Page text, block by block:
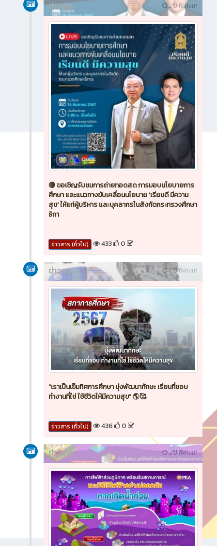
2 ปี ที่ผ่านมา
ข่าวสาร
🔴 ขอเชิญรับชมการถ่ายทอดสด การมอบนโยบายการ
ศึกษา และแนวทางขับเคลื่อนนโยบาย 'เรียนดี มีความ
สุข' ให้แก่ผู้บริหาร และบุคลากรในสังกัดกระทรวงศึกษา
ธิกา
ข่าวสาร (ทั่วไป) 433 0
2 ปี ที่ผ่านมา
ข่าวสาร
“เราเป็นเข็มทิศการศึกษา มุ่งพัฒนาทักษะ เรียนที่ชอบ
ทำงานที่ใช่ ใช้ชีวิตให้มีความสุข” 🌎🥰
ข่าวสาร (ทั่วไป) 436 0
2 ปี ที่ผ่านมา
ข่าวสาร